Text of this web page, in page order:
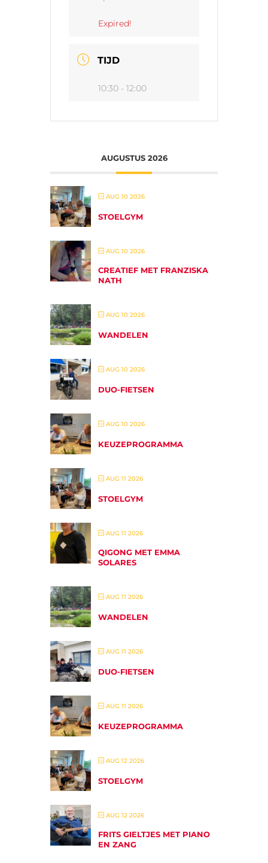
Expired!
TIJD
10:30 - 12:00
AUGUSTUS 2026
AUG 10 2026
STOELGYM
AUG 10 2026
CREATIEF MET FRANZISKA
NATH
AUG 10 2026
WANDELEN
AUG 10 2026
DUO-FIETSEN
AUG 10 2026
KEUZEPROGRAMMA
AUG 11 2026
STOELGYM
AUG 11 2026
QIGONG MET EMMA
SOLARES
AUG 11 2026
WANDELEN
AUG 11 2026
DUO-FIETSEN
AUG 11 2026
KEUZEPROGRAMMA
AUG 12 2026
STOELGYM
AUG 12 2026
FRITS GIELTJES MET PIANO
EN ZANG